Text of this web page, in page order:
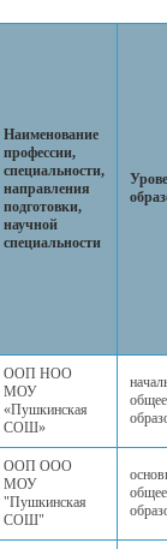
Наименование
профессии,
специальности,
направления
подготовки,
научной
специальности
ООП НОО
МОУ
«Пушкинская
СОШ»
общее
ООП ООО
МОУ
"Пушкинская
СОШ"
общее